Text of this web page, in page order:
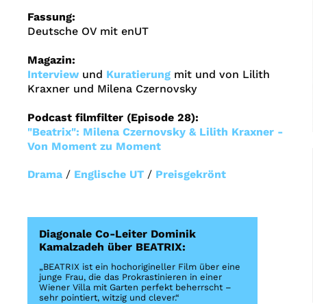
Fassung:
Deutsche OV mit enUT
Magazin:
Interviewund Kuratierung mit und von Lilith
Kraxner und Milena Czernovsky
Podcast filmfilter (Episode 28):
"Beatrix": Milena Czernovsky & Lilith Kraxner -
Von Moment zu Moment
Drama / Englische UT / Preisgekrönt
Diagonale Co-Leiter Dominik
Kamalzadeh über BEATRIX:
„BEATRIX ist ein hochorigineller Film über eine
junge Frau, die das Prokrastinieren in einer
Wiener Villa mit Garten perfekt beherrscht –
sehr pointiert, witzig und clever.“